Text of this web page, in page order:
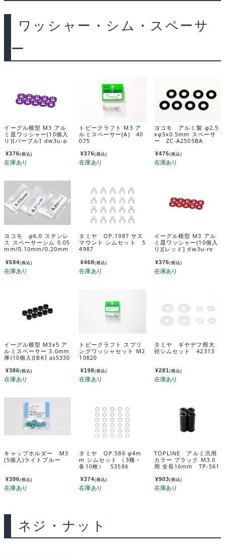
ワッシャー・シム・スペーサ
ー
イーグル模型 M3 アル
ミ皿ワッシャー(10個入
り)[パープル] dw3u-p
¥376(税込)
トビークラフト M3 ア
ルミスペーサー(A) 40
075
¥376(税込)
ヨコモ アルミ製 φ2.5
xφ5x0.5mm スペーサ
ー ZC-A2505BA
¥475(税込)
ヨコモ φ6.0 ステンレ
ス スペーサーシム 0.05
mm/0.10mm/0.20mm
¥594(税込)
タミヤ OP.1987 サス
マウント シムセット 5
4987
¥468(税込)
イーグル模型 M3 アル
ミ皿ワッシャー(10個入
り)[レッド] dw3u-re
¥376(税込)
イーグル模型 M3x5 ア
ルミスペーサー 3.0mm
厚(10個入)[BK] as5330
¥386(税込)
トビークラフト スプリ
ングワッシャセット M2
10820
¥198(税込)
タミヤ ギヤデフ用大
径シムセット 42313
¥281(税込)
キャップホルダー M3
(5個入)ライトブルー
¥396(税込)
タミヤ OP.586 φ4m
m シムセット （3種・
各10枚） 53586
¥374(税込)
TOPLINE アルミ汎用
カラー ブラック M3.0
用 全長16mm TP-561
¥903(税込)
ネジ・ナット